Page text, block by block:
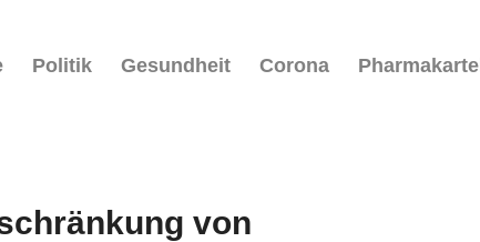
Politik Gesundheit Corona Pharmakartell
von